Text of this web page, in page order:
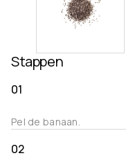
Stappen
01
Pel de banaan.
02